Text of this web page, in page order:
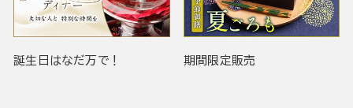
誕生日はなだ万で！ 期間限定販売